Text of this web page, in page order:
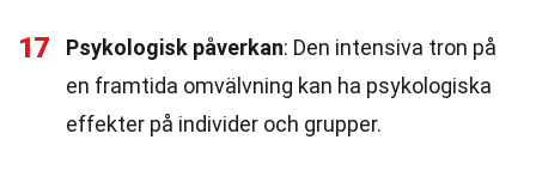
17 Psykologisk påverkan: Den intensiva tron på
en framtida omvälvning kan ha psykologiska
effekter på individer och grupper.